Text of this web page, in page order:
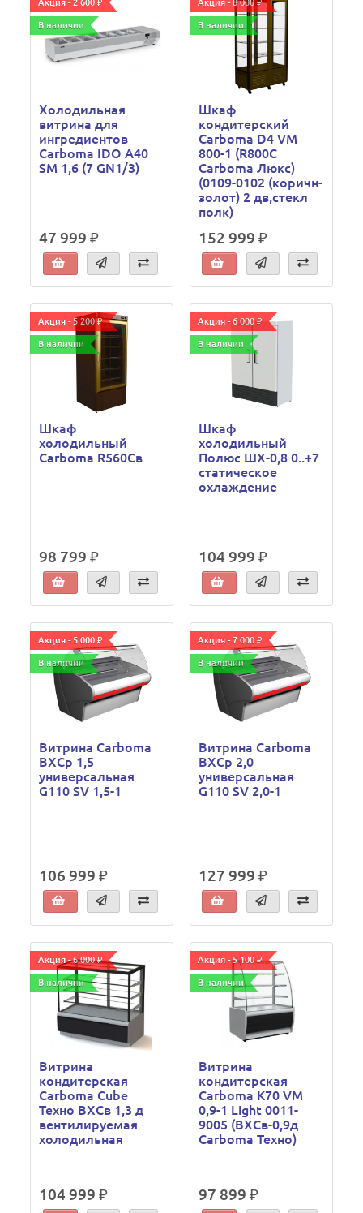
Акция - 2 600 ₽
В наличии
Холодильная
витрина для
ингредиентов
Carboma IDO A40
SM 1,6 (7 GN1/3)
47 999 ₽
Акция - 8 000 ₽
В наличии
Шкаф
кондитерский
Carboma D4 VM
800-1 (R800C
Сarboma Люкс)
(0109-0102 (коричн-
золот) 2 дв,стекл
полк)
152 999 ₽
Акция - 5 200 ₽
В наличии
Шкаф
холодильный
Carboma R560Св
98 799 ₽
Акция - 6 000 ₽
В наличии
Шкаф
холодильный
Полюс ШХ-0,8 0..+7
статическое
охлаждение
104 999 ₽
Акция - 5 000 ₽
В наличии
Витрина Carboma
ВХСр 1,5
универсальная
G110 SV 1,5-1
106 999 ₽
Акция - 7 000 ₽
В наличии
Витрина Carboma
ВХСр 2,0
универсальная
G110 SV 2,0-1
127 999 ₽
Акция - 6 000 ₽
В наличии
Витрина
кондитерская
Carboma Cube
Техно ВХСв 1,3 д
вентилируемая
холодильная
104 999 ₽
Акция - 5 100 ₽
В наличии
Витрина
кондитерская
Carboma K70 VM
0,9-1 Light 0011-
9005 (ВХСв-0,9д
Carboma Техно)
97 899 ₽